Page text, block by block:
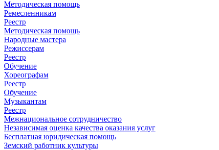
Методическая помощь
Ремесленникам
Реестр
Методическая помощь
Народные мастера
Режиссерам
Реестр
Обучение
Хореографам
Реестр
Обучение
Музыкантам
Реестр
Межнациональное сотрудничество
Независимая оценка качества оказания услуг
Бесплатная юридическая помощь
Земский работник культуры